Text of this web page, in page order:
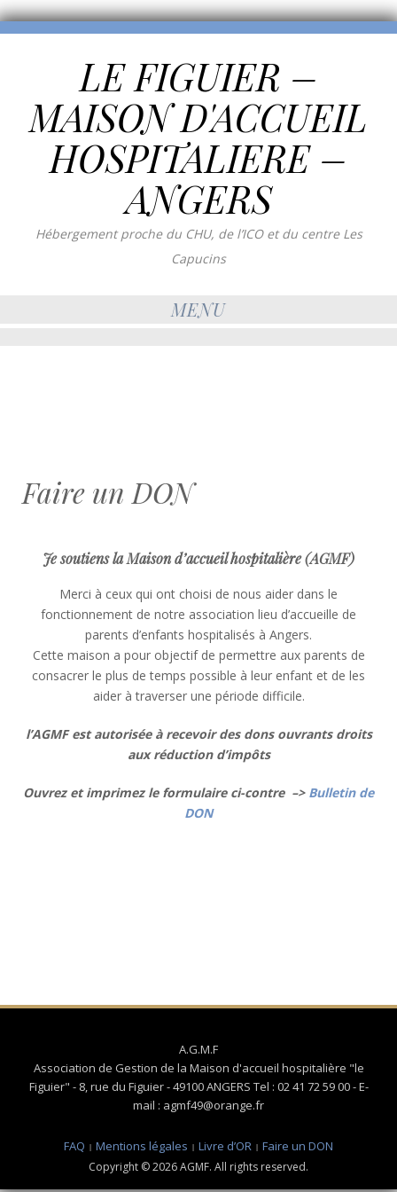
LE FIGUIER –
MAISON D'ACCUEIL
HOSPITALIERE –
ANGERS
Hébergement proche du CHU, de l’ICO et du centre Les
Capucins
MENU
Faire un DON
Je soutiens la Maison d’accueil hospitalière (AGMF)
Merci à ceux qui ont choisi de nous aider dans le
fonctionnement de notre association lieu d’accueille de
parents d’enfants hospitalisés à Angers.
Cette maison a pour objectif de permettre aux parents de
consacrer le plus de temps possible à leur enfant et de les
aider à traverser une période difficile.
l’AGMF est autorisée à recevoir des dons ouvrants droits
aux réduction d’impôts
Ouvrez et imprimez le formulaire ci-contre –> Bulletin de
DON
A.G.M.F
Association de Gestion de la Maison d'accueil hospitalière "le
Figuier" - 8, rue du Figuier - 49100 ANGERS Tel : 02 41 72 59 00 - E-
mail : agmf49@orange.fr
FAQ Mentions légales Livre d’OR Faire un DON
Copyright © 2026 AGMF. All rights reserved.